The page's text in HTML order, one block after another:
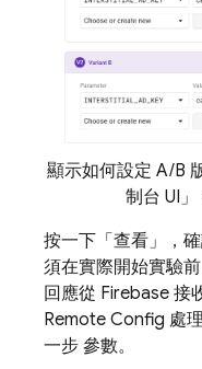
顯示如何設定 A/B
制台 UI
按一下「查看」
，
須在實際開始實驗
回應從 Firebase 接
Remote Config 處理
一步 參數。